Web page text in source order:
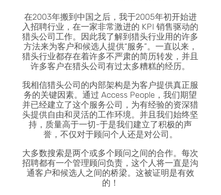
在2003年搬到中国之后，我于2005年初开始进
入招聘行业，在一家非常激进的 KPI 销售驱动的
猎头公司工作。因此我了解到猎头行业用的许多
方法来为客户和候选人提供“服务”。一直以来，
猎头行业都存在着许多不严肃的简历转发，并且
许多客户在猎头公司有过太多糟糕的经历。
我相信猎头公司的内部架构是为客户提供真正服
务的关键因素。通过 Access People，我们期望
并已经建立了这个服务公司，为有经验的资深猎
头提供自由和灵活的工作环境。并且我们始终坚
持，质量高于一切-于是我们建立了积极的声
誉，不仅对于顾问个人还是对公司。
大多数搜索是两个或多个顾问之间的合作。每次
招聘都有一个管理顾问负责，这个人将一直是沟
通客户和候选人之间的桥梁。这被证明是有效
的！